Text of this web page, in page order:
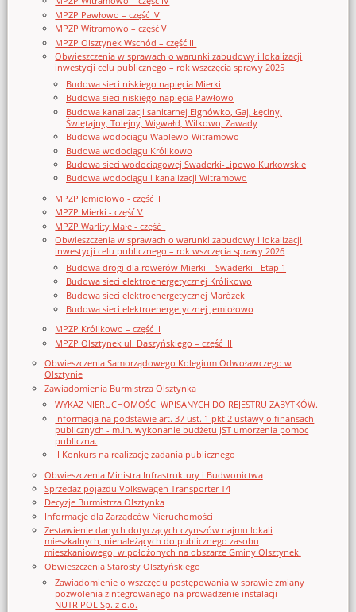
MPZP Pawłowo – część IV
MPZP Witramowo – część V
MPZP Olsztynek Wschód – część III
Obwieszczenia w sprawach o warunki zabudowy i lokalizacji
inwestycji celu publicznego – rok wszczęcia sprawy 2025
Budowa sieci niskiego napięcia Mierki
Budowa sieci niskiego napięcia Pawłowo
Budowa kanalizacji sanitarnej Elgnówko, Gaj, Łęciny,
Świętajny, Tolejny, Wigwałd, Wilkowo, Zawady
Budowa wodociągu Waplewo-Witramowo
Budowa wodociągu Królikowo
Budowa sieci wodociągowej Swaderki-Lipowo Kurkowskie
Budowa wodociągu i kanalizacji Witramowo
MPZP Jemiołowo - część II
MPZP Mierki - część V
MPZP Warlity Małe - część I
Obwieszczenia w sprawach o warunki zabudowy i lokalizacji
inwestycji celu publicznego – rok wszczęcia sprawy 2026
Budowa drogi dla rowerów Mierki – Swaderki - Etap 1
Budowa sieci elektroenergetycznej Królikowo
Budowa sieci elektroenergetycznej Marózek
Budowa sieci elektroenergetycznej Jemiołowo
MPZP Królikowo – część II
MPZP Olsztynek ul. Daszyńskiego – część III
Obwieszczenia Samorządowego Kolegium Odwoławczego w
Olsztynie
Zawiadomienia Burmistrza Olsztynka
WYKAZ NIERUCHOMOŚCI WPISANYCH DO REJESTRU ZABYTKÓW.
Informacja na podstawie art. 37 ust. 1 pkt 2 ustawy o finansach
publicznych - m.in. wykonanie budżetu JST umorzenia pomoc
publiczna.
II Konkurs na realizację zadania publicznego
Obwieszczenia Ministra Infrastruktury i Budwonictwa
Sprzedaż pojazdu Volkswagen Transporter T4
Decyzje Burmistrza Olsztynka
Informacje dla Zarządców Nieruchomości
Zestawienie danych dotyczących czynszów najmu lokali
mieszkalnych, nienależących do publicznego zasobu
mieszkaniowego, w położonych na obszarze Gminy Olsztynek.
Obwieszczenia Starosty Olsztyńskiego
Zawiadomienie o wszczęciu postępowania w sprawie zmiany
pozwolenia zintegrowanego na prowadzenie instalacji
NUTRIPOL Sp. z o.o.